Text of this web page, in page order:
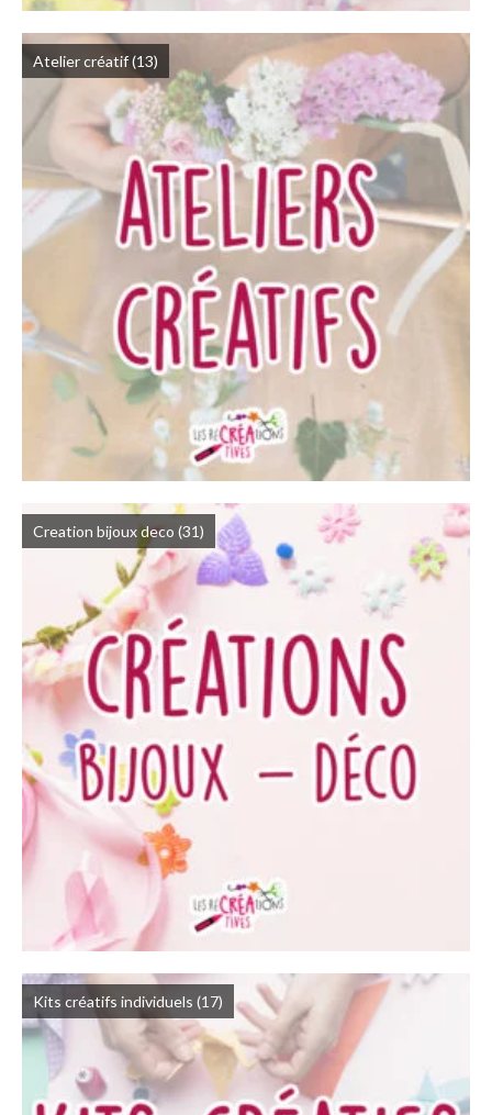
Atelier créatif(13)
Creation bijoux deco (31)
Kits créatifs individuels (17)